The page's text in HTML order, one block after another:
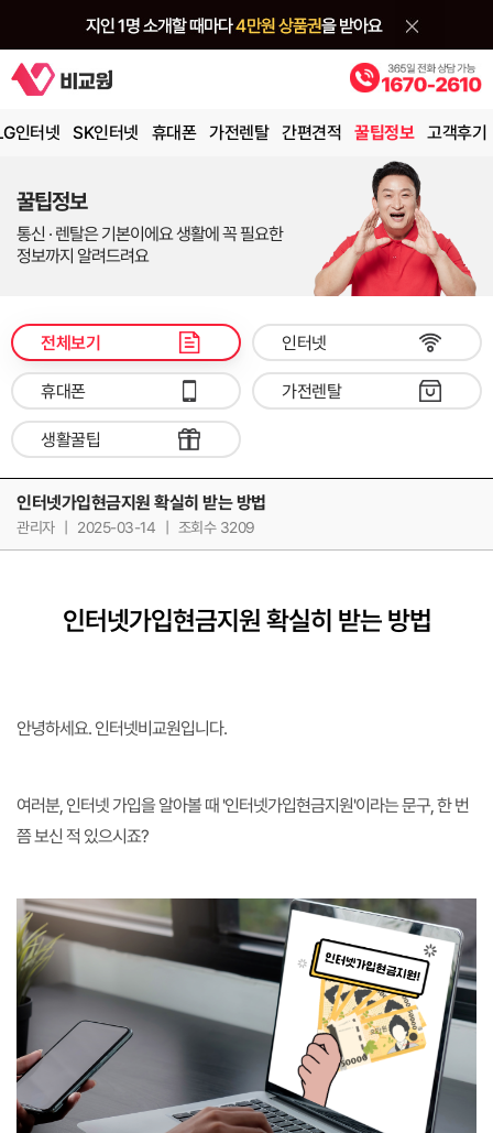
인터넷 SK인터넷 휴대폰 가전렌탈 간편견적 꿀팁정보 고객후기
꿀팁정보
통신 · 렌탈은 기본이에요 생활에 꼭 필요한
정보까지 알려드려요
전체보기 인터넷
휴대폰 가전렌탈
생활꿀팁
인터넷가입현금지원 확실히 받는 방법
관리자 2025-03-14 조회수 3209
인터넷가입현금지원 확실히 받는 방법
안녕하세요. 인터넷비교원입니다.
여러분, 인터넷 가입을 알아볼 때 '인터넷가입현금지원'이라는 문구, 한 번
쯤 보신 적 있으시죠?